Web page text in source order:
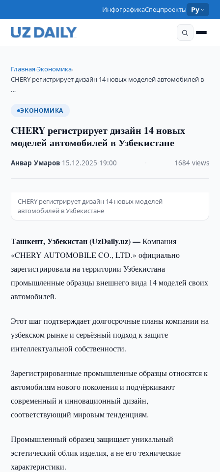
ИнфографикаСпецпроекты Ру
Главная›Экономика›
CHERY регистрирует дизайн 14 новых моделей автомобилей в
…
ЭКОНОМИКА
CHERY регистрирует дизайн 14 новых
моделей автомобилей в Узбекистане
Анвар Умаров 15.12.2025 19:00 1684 views
CHERY регистрирует дизайн 14 новых моделей
автомобилей в Узбекистане
Ташкент, Узбекистан (UzDaily.uz) —Компания
«CHERY AUTOMOBILE CO., LTD.» официально
зарегистрировала на территории Узбекистана
промышленные образцы внешнего вида 14 моделей своих
автомобилей.
Этот шаг подтверждает долгосрочные планы компании на
узбекском рынке и серьёзный подход к защите
интеллектуальной собственности.
Зарегистрированные промышленные образцы относятся к
автомобилям нового поколения и подчёркивают
современный и инновационный дизайн,
соответствующий мировым тенденциям.
Промышленный образец защищает уникальный
эстетический облик изделия, а не его технические
характеристики.